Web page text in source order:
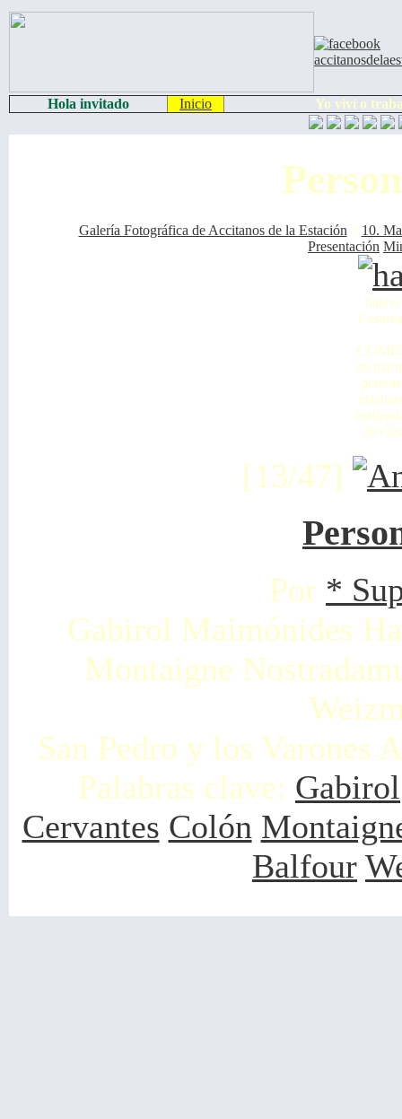
Hola invitado Inicio Yo viví o
Galería Fotográfica de Accitanos de la Estación :: 10.
Presentación
de
de
[13/47]
Por *
Gabirol Maimónides
Montaigne
San Pedro y los Varones
Palabras clave: Gabirol
Cervantes Colón
Balfour